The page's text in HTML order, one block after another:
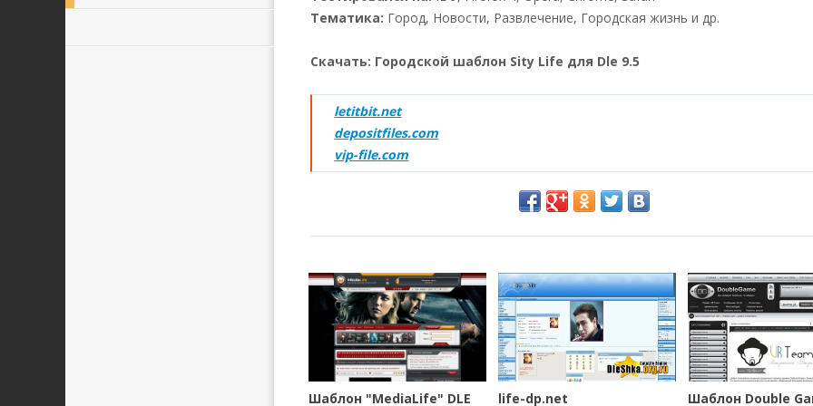
Тематика: Город, Новости, Развлечение, Городская жизнь и др.
Скачать: Городской шаблон Sity Life для Dle 9.5
letitbit.net
depositfiles.com
vip-file.com
Шаблон "MediaLife" DLE life-dp.net Шаблон Double